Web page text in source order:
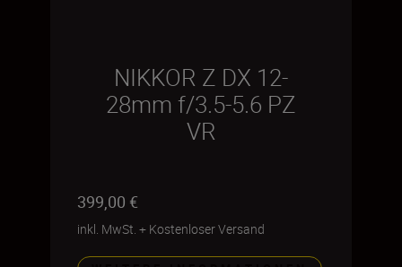
NIKKOR Z DX 12-
28mm f/3.5-5.6 PZ
VR
399,00 €
inkl. MwSt. + Kostenloser Versand